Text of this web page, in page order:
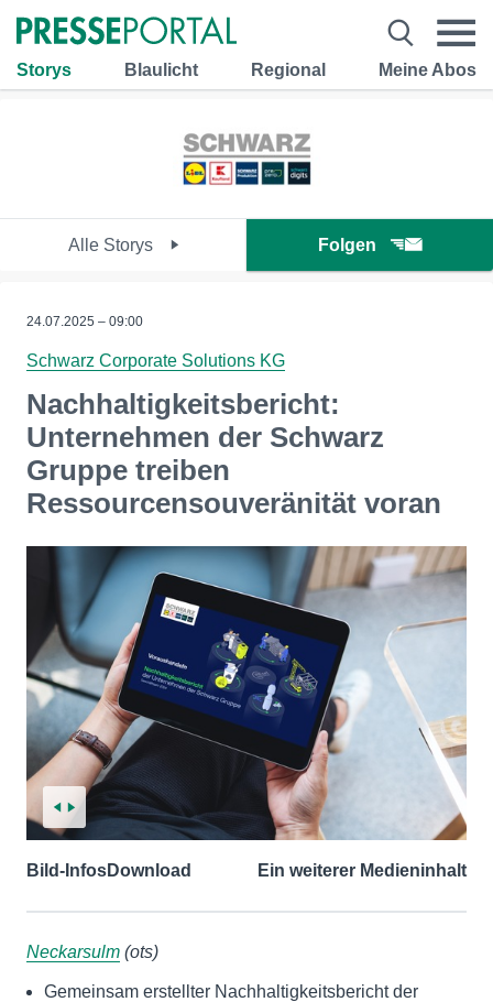
Storys Blaulicht Regional Meine Abos
Alle Storys Folgen
24.07.2025 – 09:00
Schwarz Corporate Solutions KG
Nachhaltigkeitsbericht:
Unternehmen der Schwarz
Gruppe treiben
Ressourcensouveränität voran
Bild-InfosDownload Ein weiterer Medieninhalt
Neckarsulm (ots)
Gemeinsam erstellter Nachhaltigkeitsbericht der